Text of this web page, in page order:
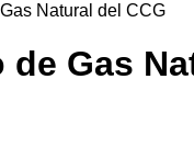
Natural del CCG
de Gas